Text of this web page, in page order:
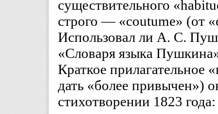
существительного
строго — «coutume» (от
Использовал ли А. С.
«Словаря языка
Краткое прилагательное
дать «более привычен»)
стихотворении 1823 года: